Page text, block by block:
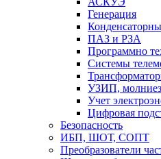
Генерация
ПАЗ и РЗА
Программно
Системы
УЗИП,
Учет
Цифровая
Безопасность
ИБП, ШОТ, СОПТ
Преобразователи